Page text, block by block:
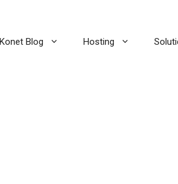
Konet Blog Hosting